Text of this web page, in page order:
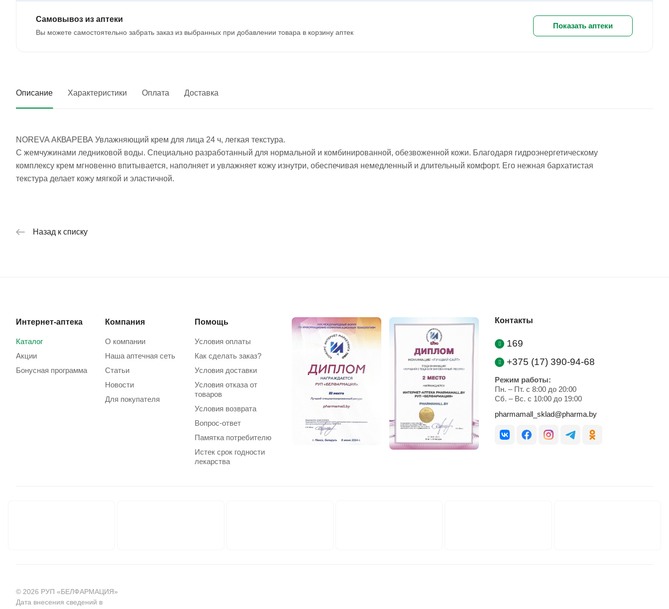
Самовывоз из аптеки
Вы можете самостоятельно забрать заказ из выбранных при добавлении товара в корзину аптек
Показать аптеки
Описание Характеристики Оплата Доставка
NOREVA АКВАРЕВА Увлажняющий крем для лица 24 ч, легкая текстура.
С жемчужинами ледниковой воды. Специально разработанный для нормальной и комбинированной, обезвоженной кожи. Благодаря гидроэнергетическому
комплексу крем мгновенно впитывается, наполняет и увлажняет кожу изнутри, обеспечивая немедленный и длительный комфорт. Его нежная бархатистая
текстура делает кожу мягкой и эластичной.
Назад к списку
Интернет-аптека
Каталог
Акции
Бонусная программа
Компания
О компании
Наша аптечная сеть
Статьи
Новости
Для покупателя
Помощь
Условия оплаты
Как сделать заказ?
Условия доставки
Условия отказа от
товаров
Условия возврата
Вопрос-ответ
Памятка потребителю
Истек срок годности
лекарства
Контакты
169
+375 (17) 390-94-68
Режим работы:
Пн. – Пт. с 8:00 до 20:00
Cб. – Вс. с 10:00 до 19:00
pharmamall_sklad@pharma.by
© 2026 РУП «БЕЛФАРМАЦИЯ»
Дата внесения сведений в